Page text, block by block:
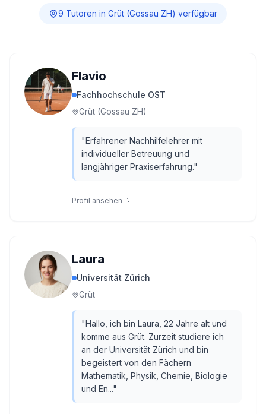
9 Tutoren in Grüt (Gossau ZH) verfügbar
Flavio
Fachhochschule OST
Grüt (Gossau ZH)
"Erfahrener Nachhilfelehrer mit
individueller Betreuung und
langjähriger Praxiserfahrung."
Profil ansehen
Laura
Universität Zürich
Grüt
"Hallo, ich bin Laura, 22 Jahre alt und
komme aus Grüt. Zurzeit studiere ich
an der Universität Zürich und bin
begeistert von den Fächern
Mathematik, Physik, Chemie, Biologie
und En..."